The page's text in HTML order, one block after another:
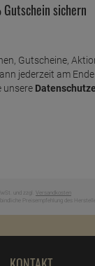
sichern
Gutscheine,
jederzeit am
unsere
und zzgl. Versandkosten
Preisempfehlung des